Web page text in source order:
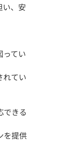
い、安
ってい
れてい
できる
を提供